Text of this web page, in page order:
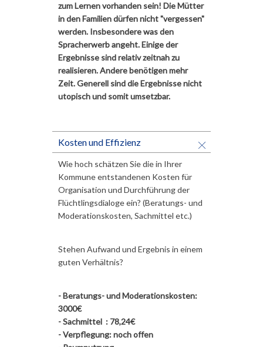
zum Lernen vorhanden sein! Die Mütter
in den Familien dürfen nicht "vergessen"
werden. Insbesondere was den
Spracherwerb angeht. Einige der
Ergebnisse sind relativ zeitnah zu
realisieren. Andere benötigen mehr
Zeit. Generell sind die Ergebnisse nicht
utopisch und somit umsetzbar.
Kosten und Effizienz
Wie hoch schätzen Sie die in Ihrer
Kommune entstandenen Kosten für
Organisation und Durchführung der
Flüchtlingsdialoge ein? (Beratungs- und
Moderationskosten, Sachmittel etc.)
Stehen Aufwand und Ergebnis in einem
guten Verhältnis?
- Beratungs- und Moderationskosten:
3000€
- Sachmittel : 78,24€
- Verpflegung: noch offen